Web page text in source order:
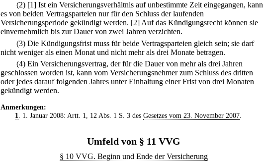
(2) [1] Ist ein Versicherungsverhältnis auf unbestimmte Zeit eingegangen, kann
es von beiden Vertragsparteien nur für den Schluss der laufenden
Versicherungsperiode gekündigt werden. [2] Auf das Kündigungsrecht können sie
einvernehmlich bis zur Dauer von zwei Jahren verzichten.
(3) Die Kündigungsfrist muss für beide Vertragsparteien gleich sein; sie darf
nicht weniger als einen Monat und nicht mehr als drei Monate betragen.
(4) Ein Versicherungsvertrag, der für die Dauer von mehr als drei Jahren
geschlossen worden ist, kann vom Versicherungsnehmer zum Schluss des dritten
oder jedes darauf folgenden Jahres unter Einhaltung einer Frist von drei Monaten
gekündigt werden.
Anmerkungen:
1
. 1. Januar 2008: Artt. 1, 12 Abs. 1 S. 3 des Gesetzes vom 23. November 2007.
Umfeld von § 11 VVG
§ 10 VVG. Beginn und Ende der Versicherung